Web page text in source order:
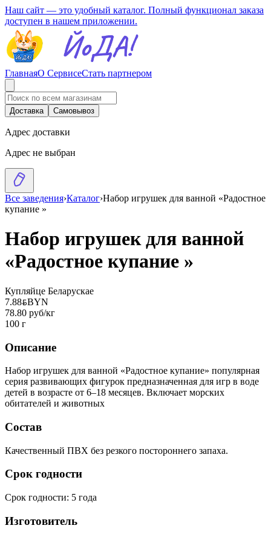
Наш сайт — это удобный каталог. Полный функционал заказа
доступен в нашем приложении.
ГлавнаяО СервисеСтать партнером
Доставка Самовывоз
Адрес доставки
Адрес не выбран
Все заведения›Каталог›Набор игрушек для ванной «Радостное
купание »
Набор игрушек для ванной
«Радостное купание »
Купляйце Беларускае
7.88BYNBYN
78.80 руб/кг
100 г
Описание
Набор игрушек для ванной «Радостное купание» популярная
серия развивающих фигурок предназначенная для игр в воде
детей в возрасте от 6–18 месяцев. Включает морских
обитателей и животных
Состав
Качественный ПВХ без резкого постороннего запаха.
Срок годности
Срок годности: 5 года
Изготовитель